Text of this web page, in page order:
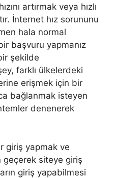
artırmak veya hızlı
İnternet hız sorununu
hala normal
başvuru yapmanız
şekilde
farklı ülkelerdeki
erişmek için bir
bağlanmak isteyen
denenerek
giriş yapmak ve
geçerek siteye giriş
giriş yapabilmesi